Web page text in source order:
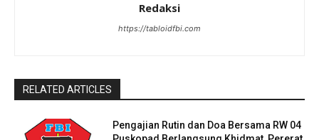
Redaksi
https://tabloidfbi.com
RELATED ARTICLES
Pengajian Rutin dan Doa Bersama RW 04